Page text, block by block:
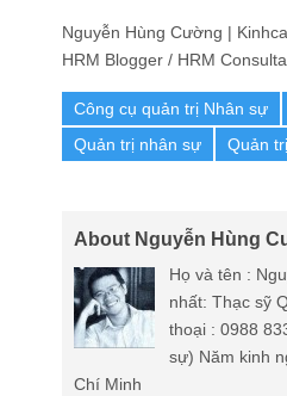
Nguyễn Hùng Cường |
HRM Blogger / HRM
Công cụ quản trị Nhân sự
Quản trị nhân sự
Quản
About Nguyễn Hùng
Họ và tên :
nhất: Thạc sỹ
thoại : 0988
sự) Năm kinh
Chí Minh